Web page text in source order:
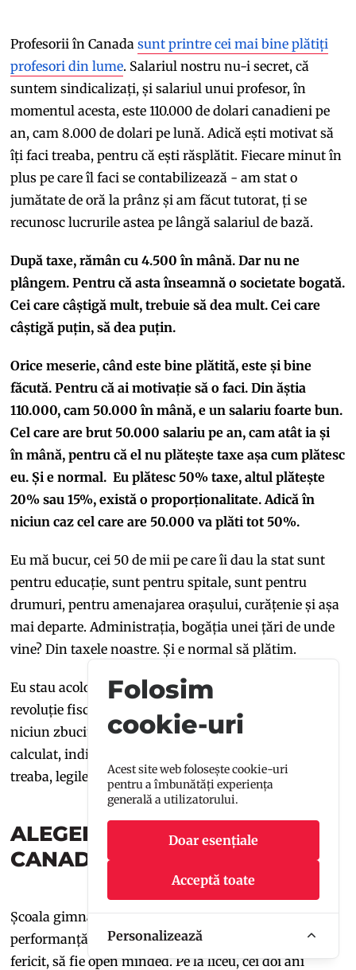
Profesorii în Canadasunt printre cei mai bine plătiți
profesori din lume. Salariul nostru nu-i secret, că
suntem sindicalizați, și salariul unui profesor, în
momentul acesta, este 110.000 de dolari canadieni pe
an, cam 8.000 de dolari pe lună. Adică ești motivat să
îți faci treaba, pentru că ești răsplătit. Fiecare minut în
plus pe care îl faci se contabilizează - am stat o
jumătate de oră la prânz și am făcut tutorat, ți se
recunosc lucrurile astea pe lângă salariul de bază.
După taxe, rămân cu 4.500 în mână. Dar nu ne
plângem. Pentru că asta înseamnă o societate bogată.
Cei care câștigă mult, trebuie să dea mult. Cei care
câștigă puțin, să dea puțin.
Orice meserie, când este bine plătită, este și bine
făcută. Pentru că ai motivație să o faci. Din ăștia
110.000, cam 50.000 în mână, e un salariu foarte bun.
Cel care are brut 50.000 salariu pe an, cam atât ia și
în mână, pentru că el nu plătește taxe așa cum plătesc
eu. Și e normal. Eu plătesc 50% taxe, altul plătește
20% sau 15%, există o proporționalitate. Adică în
niciun caz cel care are 50.000 va plăti tot 50%.
Eu mă bucur, cei 50 de mii pe care îi dau la stat sunt
pentru educație, sunt pentru spitale, sunt pentru
drumuri, pentru amenajarea orașului, curățenie și așa
mai departe. Administrația, bogăția unei țări de unde
vine? Din taxele noastre. Și e normal să plătim.
Eu stau acolo de 25 de ani, nu am văzut niciodată o
revoluție fiscală sau mărire de taxe, nu am asistat la
niciun zbucium financiar. Totul este atât de bine
calculat, individul se simte la adăpost, statul își face
treaba, legile își fac treaba pentru tine.
ALEGEREA PROFESIEI ÎN
CANADA
Școala gimnazială la noi nu este foarte axată pe
performanță, atunci este important ca copilul să fie
fericit, să fie open minded. Pe la liceu, cei doi ani
Folosim
cookie-uri
Acest site web folosește cookie-uri
pentru a îmbunătăți experiența
generală a utilizatorului.
Doar esențiale
Acceptă toate
Personalizează